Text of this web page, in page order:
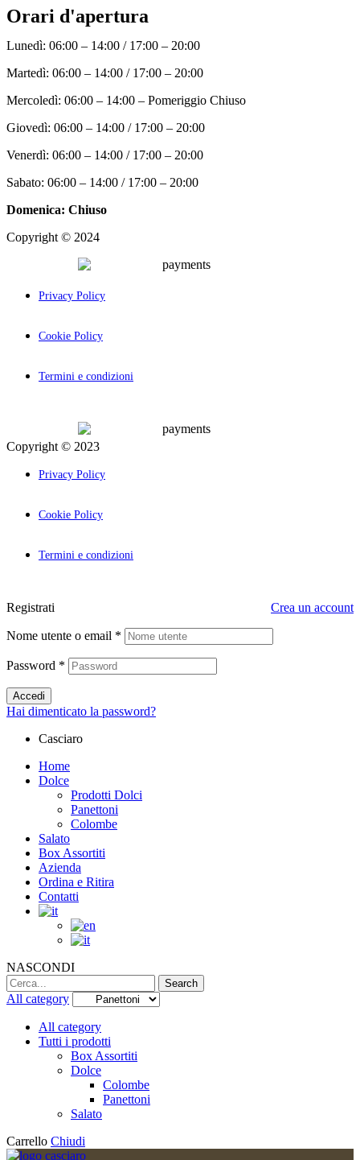
Orari d'apertura
Lunedì: 06:00 – 14:00 / 17:00 – 20:00
Martedì: 06:00 – 14:00 / 17:00 – 20:00
Mercoledì: 06:00 – 14:00 – Pomeriggio Chiuso
Giovedì: 06:00 – 14:00 / 17:00 – 20:00
Venerdì: 06:00 – 14:00 / 17:00 – 20:00
Sabato: 06:00 – 14:00 / 17:00 – 20:00
Domenica: Chiuso
Copyright © 2024
Privacy Policy
Cookie Policy
Termini e condizioni
Copyright © 2023
Privacy Policy
Cookie Policy
Termini e condizioni
Registrati Crea un account
Nome utente o email *
Password *
Accedi
Hai dimenticato la password?
Casciaro
Home
Dolce
Prodotti Dolci
Panettoni
Colombe
Salato
Box Assortiti
Azienda
Ordina e Ritira
Contatti
NASCONDI
Search
for:
Search
All category
All category
Tutti i prodotti
Box Assortiti
Dolce
Colombe
Panettoni
Salato
Carrello Chiudi